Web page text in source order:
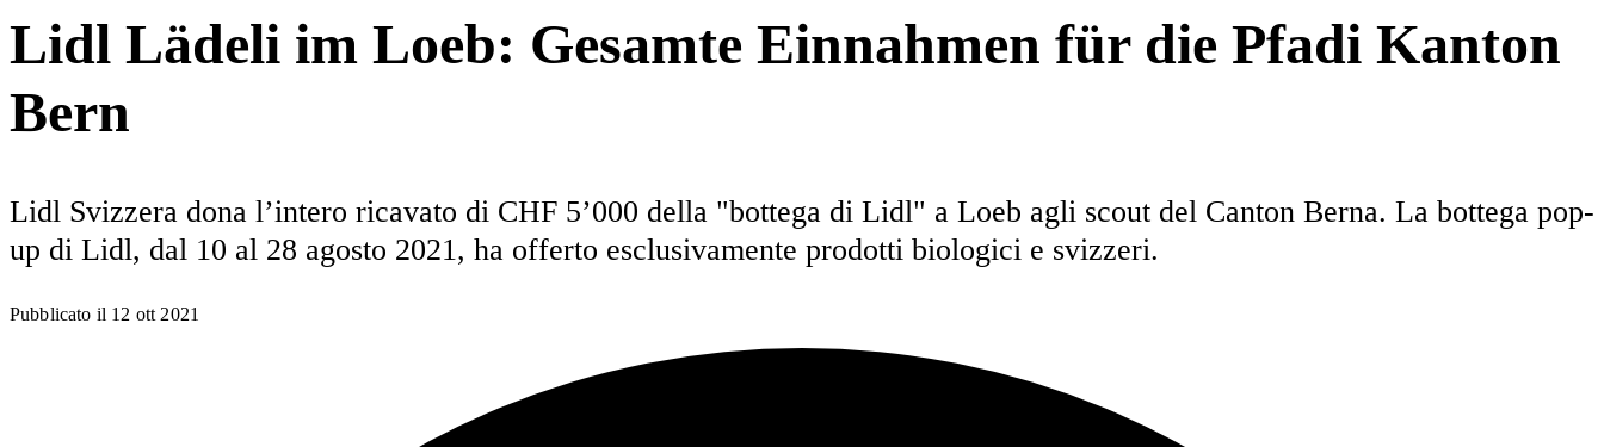
Lidl Lädeli im Loeb: Gesamte Einnahmen für die Pfadi Kanton
Bern
Lidl Svizzera dona l’intero ricavato di CHF 5’000 della "bottega di Lidl" a Loeb agli scout del Canton Berna. La bottega pop-
up di Lidl, dal 10 al 28 agosto 2021, ha offerto esclusivamente prodotti biologici e svizzeri.
Pubblicato il 12 ott 2021